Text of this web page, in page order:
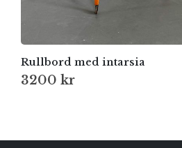
Rullbord med intarsia
3200 kr